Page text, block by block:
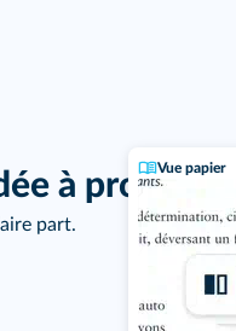
Vue papier
à proposer ?
part.